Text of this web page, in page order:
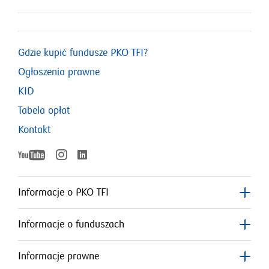
Gdzie kupić fundusze PKO TFI?
Ogłoszenia prawne
KID
Tabela opłat
Kontakt
YouTube
otworzy
się
w
nowym
Instagram
się
nowym
oknie
nowym
Informacje o PKO TFI
Informacje o funduszach
Informacje prawne